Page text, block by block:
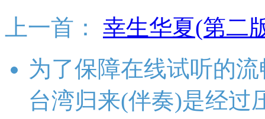
上一首：
幸生华夏(第二
为了保障在线试听的
台湾归来(伴奏)是经过